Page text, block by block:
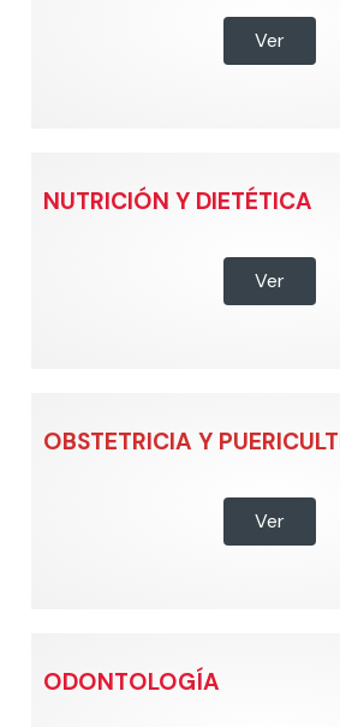
Ver
NUTRICIÓN Y DIETÉTICA
Ver
OBSTETRICIA Y
Ver
ODONTOLOGÍA